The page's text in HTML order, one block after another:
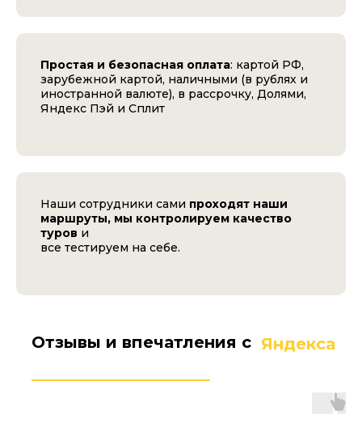
Простая и безопасная оплата: картой РФ,
зарубежной картой, наличными (в рублях и
иностранной валюте), в рассрочку, Долями,
Яндекс Пэй и Сплит
Наши сотрудники сами проходят наши
маршруты, мы контролируем качество
туров и
все тестируем на себе.
Отзывы и впечатления с Яндекса